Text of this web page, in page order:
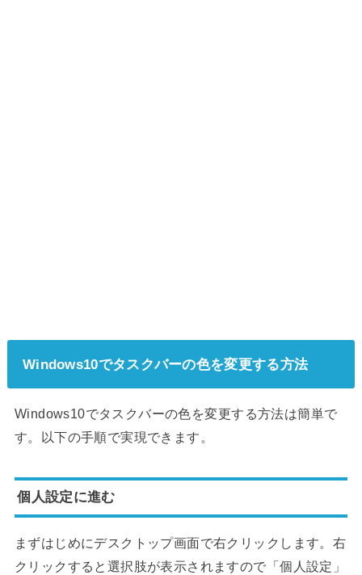
Windows10でタスクバーの色を変更する方法
Windows10でタスクバーの色を変更する方法は簡単で
す。以下の手順で実現できます。
個人設定に進む
まずはじめにデスクトップ画面で右クリックします。右
クリックすると選択肢が表示されますので「個人設定」